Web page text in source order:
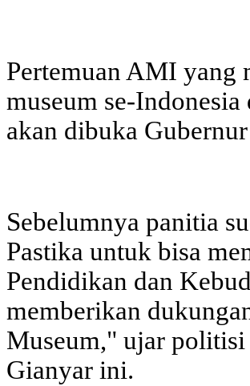
Pertemuan AMI yang
museum se-
akan dibuka
Sebelumnya panitia
Pastika untuk bisa
Pendidikan dan
memberikan
Museum," ujar
Gianyar ini.